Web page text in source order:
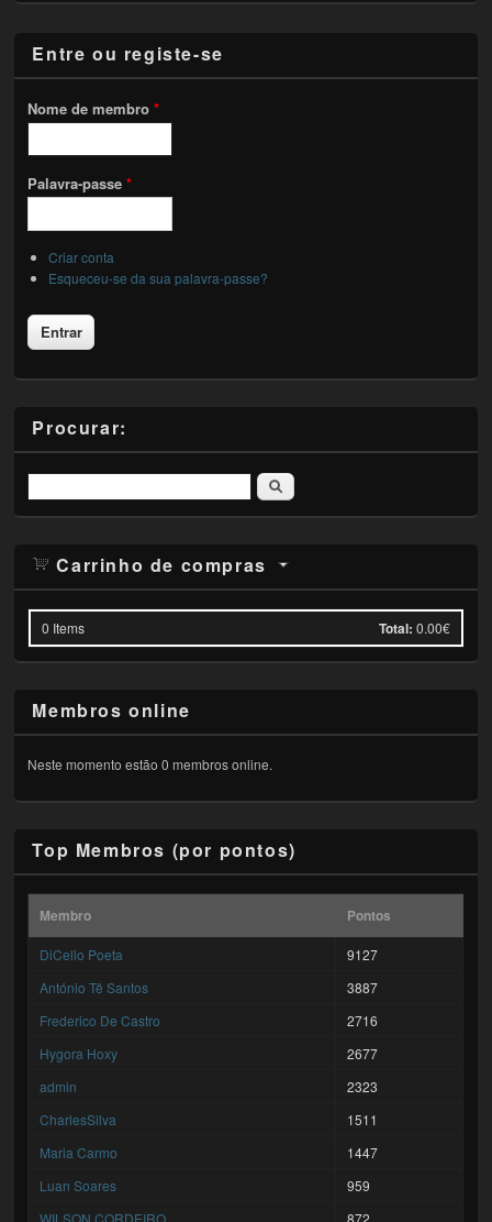
Entre ou registe-se
Nome de membro*
Palavra-passe*
Criar conta
Esqueceu-se da sua palavra-passe?
Procurar:
Pesquisar
Carrinho de compras
0 Items Total: 0.00€
Membros online
Neste momento estão 0 membros online.
Top Membros (por pontos)
Membro Pontos
DiCello Poeta
9127
António Tê Santos
3887
Frederico De Castro
2716
Hygora Hoxy
2677
admin
2323
CharlesSilva
1511
Maria Carmo
1447
Luan Soares
959
WILSON CORDEIRO...
872